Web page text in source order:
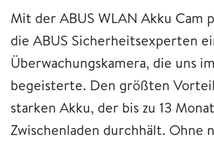
Mit der ABUS WLAN Akku Cam
die ABUS Sicherheitsexperten
Überwachungskamera, die uns
begeisterte. Den größten
starken Akku, der bis zu 13
Zwischenladen durchhält. Ohne